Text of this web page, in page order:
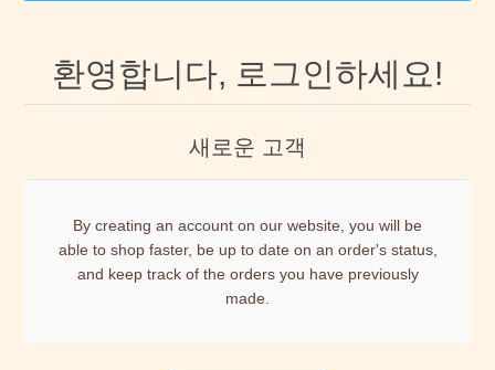
환영합니다, 로그인하세요!
새로운 고객
By creating an account on our website, you will be
able to shop faster, be up to date on an order's status,
and keep track of the orders you have previously
made.